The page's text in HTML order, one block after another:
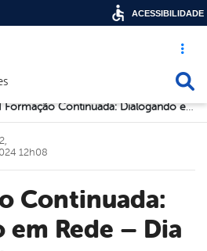
Acesso
III Formação Continuada: Dialogando em Rede – Dia 04 de agosto.
Rede – Dia
12h08
ACESSIBILIDADE